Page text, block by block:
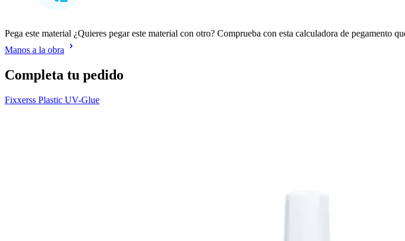
Pega este material ¿Quieres pegar este material con otro? Comprueba con esta calculadora de pegamento
Manos a la obra
Completa tu pedido
Fixxerss Plastic UV-Glue